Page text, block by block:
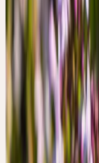
sollicitude et à la
ou le froid physique
respiratoires. Le
les mucosités
dissoudre les
THYMUS
, Echter